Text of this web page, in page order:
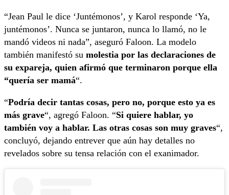
“Jean Paul le dice ‘Juntémonos’, y Karol responde ‘Ya,
juntémonos’. Nunca se juntaron, nunca lo llamó, no le
mandó videos ni nada”, aseguró Faloon. La modelo
también manifestó su molestia por las declaraciones de
su expareja, quien afirmó que terminaron porque ella
“quería ser mamá“.
“Podría decir tantas cosas, pero no, porque esto ya es
más grave“, agregó Faloon. “Si quiere hablar, yo
también voy a hablar. Las otras cosas son muy graves“,
concluyó, dejando entrever que aún hay detalles no
revelados sobre su tensa relación con el exanimador.